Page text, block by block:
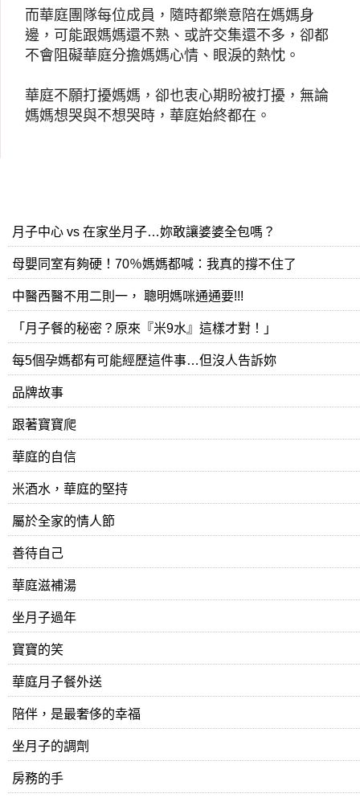
而華庭團隊每位成員，隨時都樂意陪在媽媽身
邊，可能跟媽媽還不熟、或許交集還不多，卻都
不會阻礙華庭分擔媽媽心情、眼淚的熱忱。
華庭不願打擾媽媽，卻也衷心期盼被打擾，無論
媽媽想哭與不想哭時，華庭始終都在。
月子中心 vs 在家坐月子…妳敢讓婆婆全包嗎？
母嬰同室有夠硬！70％媽媽都喊：我真的撐不住了
中醫西醫不用二則一， 聰明媽咪通通要!!!
「月子餐的秘密？原來『米9水』這樣才對！」
每5個孕媽都有可能經歷這件事…但沒人告訴妳
品牌故事
跟著寶寶爬
華庭的自信
米酒水，華庭的堅持
屬於全家的情人節
善待自己
華庭滋補湯
坐月子過年
寶寶的笑
華庭月子餐外送
陪伴，是最奢侈的幸福
坐月子的調劑
房務的手